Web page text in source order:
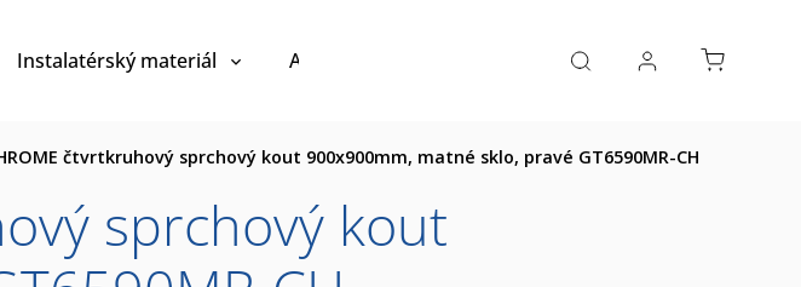
Instalatérský materiál Akce a výprodej Návrh koupelny Reference
čtvrtkruhový sprchový kout 900x900mm, matné sklo, pravé GT6590MR-CH
sprchový kout